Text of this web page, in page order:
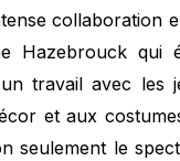
collaboration
Hazebrouck
un travail avec
et aux
seulement le